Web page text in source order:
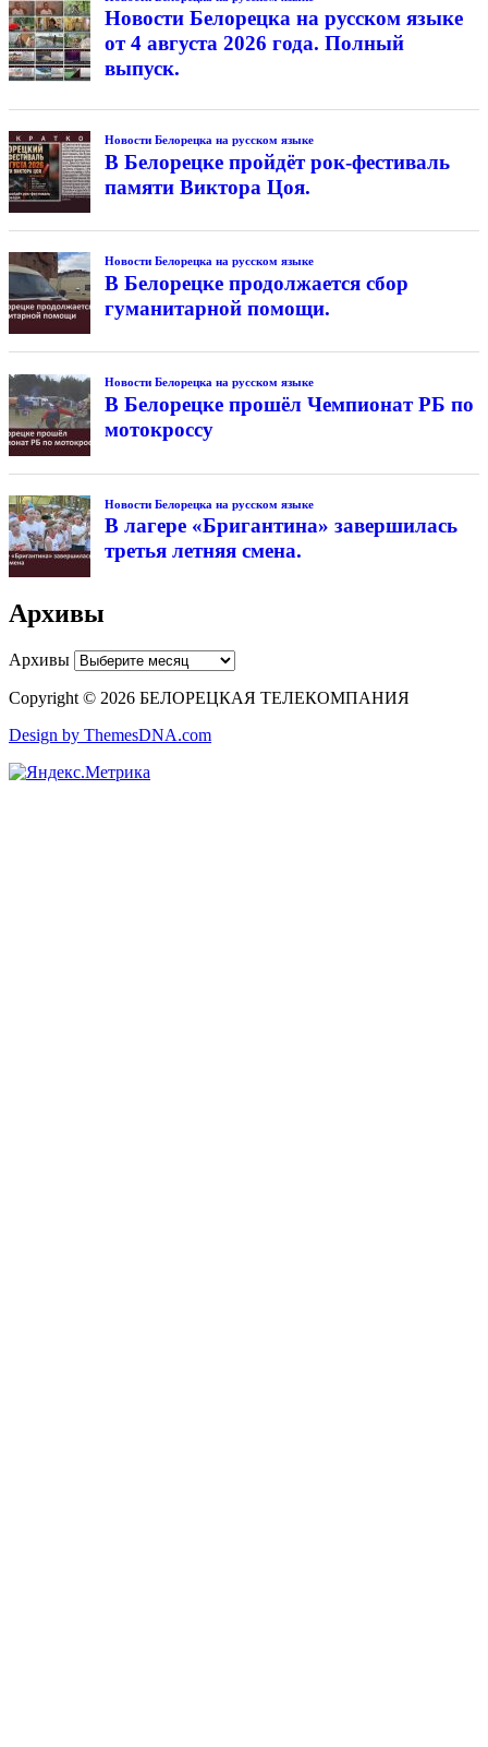
Новости Белорецка на русском языке
от 4 августа 2026 года. Полный
выпуск.
Новости Белорецка на русском языке
В Белорецке пройдёт рок-фестиваль
памяти Виктора Цоя.
Новости Белорецка на русском языке
В Белорецке продолжается сбор
гуманитарной помощи.
Новости Белорецка на русском языке
В Белорецке прошёл Чемпионат РБ по
мотокроссу
Новости Белорецка на русском языке
В лагере «Бригантина» завершилась
третья летняя смена.
Архивы
Архивы
Copyright © 2026 БЕЛОРЕЦКАЯ ТЕЛЕКОМПАНИЯ
Design by ThemesDNA.com